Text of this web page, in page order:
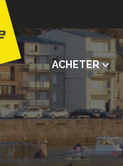
ACHETER